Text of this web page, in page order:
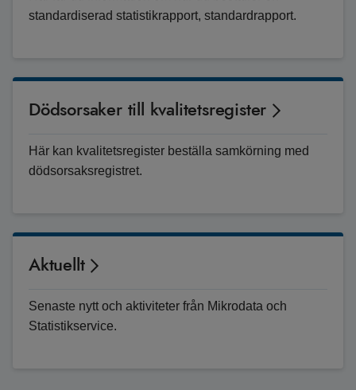
standardiserad statistikrapport, standardrapport.
Dödsorsaker till kvalitetsregister
Här kan kvalitetsregister beställa samkörning med
dödsorsaksregistret.
Aktuellt
Senaste nytt och aktiviteter från Mikrodata och
Statistikservice.